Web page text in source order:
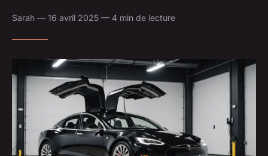
Sarah — 16 avril 2025 — 4 min de lecture